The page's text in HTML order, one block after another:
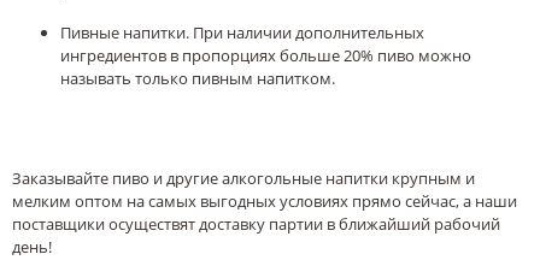
Пивные напитки. При наличии дополнительных
ингредиентов в пропорциях больше 20% пиво можно
называть только пивным напитком.
Заказывайте пиво и другие алкогольные напитки крупным и
мелким оптом на самых выгодных условиях прямо сейчас, а наши
поставщики осуществят доставку партии в ближайший рабочий
день!